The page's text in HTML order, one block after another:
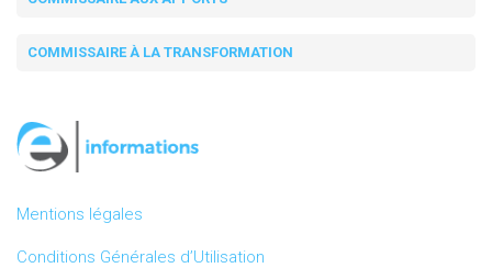
COMMISSAIRE À LA TRANSFORMATION
Mentions légales
Conditions Générales d’Utilisation